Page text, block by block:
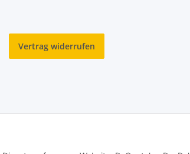
Vertrag widerrufen